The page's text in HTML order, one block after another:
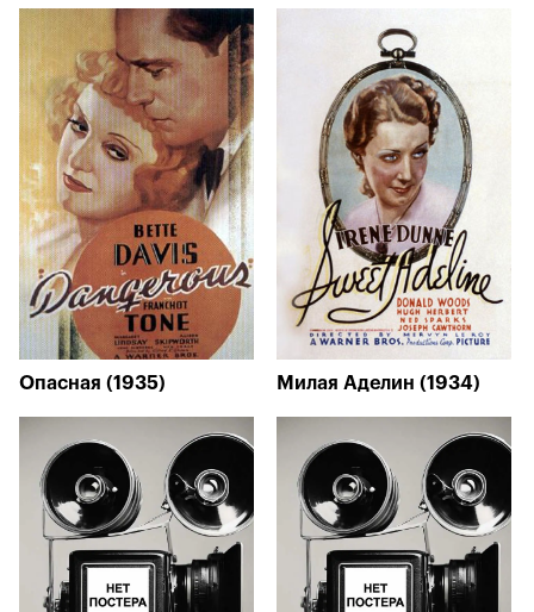
Опасная (1935) Милая Аделин (1934)